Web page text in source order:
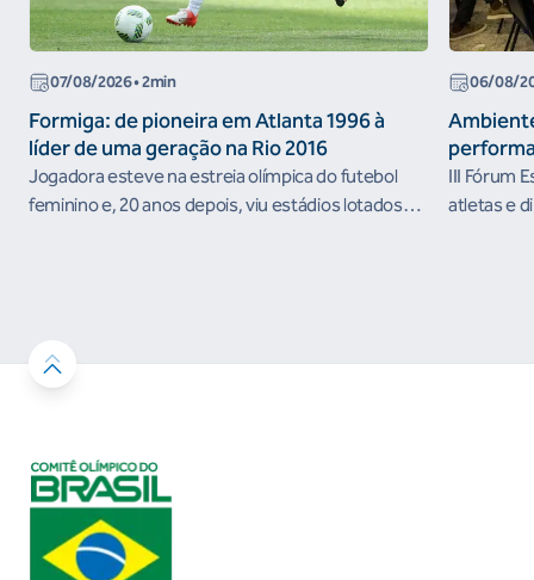
07/08/2026• 2min
Formiga: de pioneira em Atlanta 1996 à
líder de uma geração na Rio 2016
Jogadora esteve na estreia olímpica do futebol
feminino e, 20 anos depois, viu estádios lotados
06/08/
III Fórum
atletas e